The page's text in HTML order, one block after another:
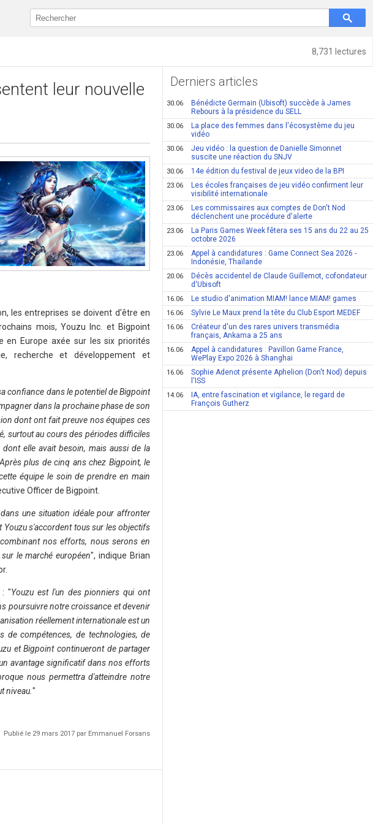
8,731 lectures
leur nouvelle
les entreprises se doivent d'être en
mois, Youzu Inc. et Bigpoint
en Europe axée sur les six priorités
recherche et développement et
confiance dans le potentiel de Bigpoint
dans la prochaine phase de son
dont ont fait preuve nos équipes ces
surtout au cours des périodes difficiles
elle avait besoin, mais aussi de la
plus de cinq ans chez Bigpoint, le
équipe le soin de prendre en main
Officer de Bigpoint.
une situation idéale pour affronter
s'accordent tous sur les objectifs
nos efforts, nous serons en
le marché européen", indique Brian
: "Youzu est l'un des pionniers qui ont
poursuivre notre croissance et devenir
réellement internationale est un
de compétences, de technologies, de
et Bigpoint continueront de partager
avantage significatif dans nos efforts
nous permettra d'atteindre notre
niveau. "
Publié le 29 mars 2017 par Emmanuel Forsans
Derniers articles
30.06
Bénédicte Germain (Ubisoft) succède à James
Rebours à la présidence du SELL
30.06
La place des femmes dans l'écosystème du jeu
vidéo
30.06
Jeu vidéo : la question de Danielle Simonnet
suscite une réaction du SNJV
30.06 14e édition du festival de jeux video de la BPI
23.06
Les écoles françaises de jeu vidéo confirment leur
visibilité internationale
23.06
Les commissaires aux comptes de Don't Nod
déclenchent une procédure d'alerte
23.06
La Paris Games Week fêtera ses 15 ans du 22 au 25
octobre 2026
23.06
Appel à candidatures : Game Connect Sea 2026 -
Indonésie, Thaïlande
20.06
Décès accidentel de Claude Guillemot, cofondateur
d'Ubisoft
16.06 Le studio d'animation MIAM! lance MIAM! games
16.06 Sylvie Le Maux prend la tête du Club Esport MEDEF
16.06
Créateur d'un des rares univers transmédia
français, Ankama a 25 ans
16.06
Appel à candidatures : Pavillon Game France,
WePlay Expo 2026 à Shanghai
16.06
Sophie Adenot présente Aphelion (Don't Nod) depuis
l'ISS
14.06
IA, entre fascination et vigilance, le regard de
François Gutherz